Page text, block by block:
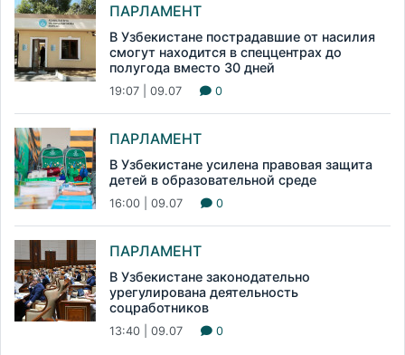
ПАРЛАМЕНТ
В Узбекистане пострадавшие от насилия
смогут находится в спеццентрах до
полугода вместо 30 дней
19:07 | 09.07 0
ПАРЛАМЕНТ
В Узбекистане усилена правовая защита
детей в образовательной среде
16:00 | 09.07 0
ПАРЛАМЕНТ
В Узбекистане законодательно
урегулирована деятельность
соцработников
13:40 | 09.07 0